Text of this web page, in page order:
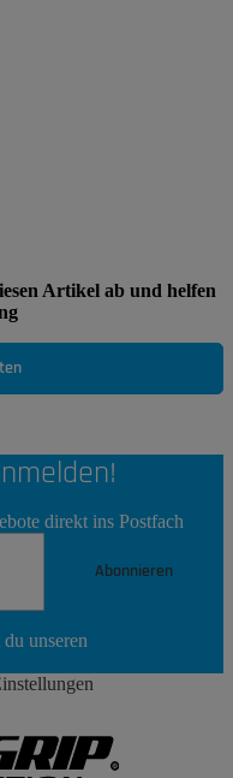
Artikel ab und helfen
direkt ins Postfach
Abonnieren
unseren